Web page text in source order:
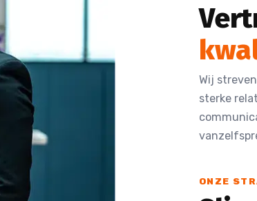
Wij
sterke
ONZE